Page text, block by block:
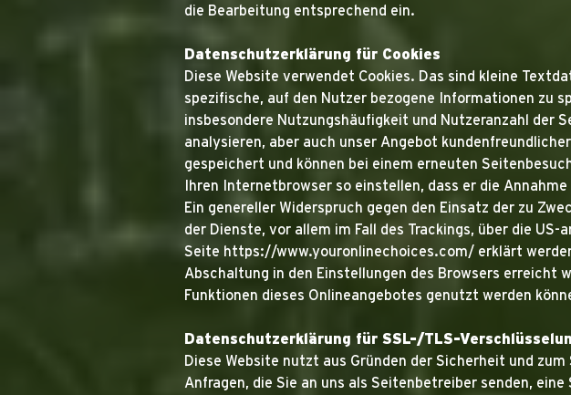
die Bearbeitung entsprechend ein.
Datenschutzerklärung für Cookies
Diese Website verwendet Cookies. Das sind kleine
spezifische, auf den Nutzer bezogene Informationen zu
insbesondere Nutzungshäufigkeit und Nutzeranzahl der
analysieren, aber auch unser Angebot
gespeichert und können bei einem erneuten
Ihren Internetbrowser so einstellen, dass er die
Ein genereller Widerspruch gegen den Einsatz der zu
der Dienste, vor allem im Fall des Trackings, über die
Seite https://www.youronlinechoices.com/ erklärt
Abschaltung in den Einstellungen des Browsers erreicht
Funktionen dieses Onlineangebotes genutzt werden
Datenschutzerklärung für SSL-/TLS-
Diese Website nutzt aus Gründen der Sicherheit und
Anfragen, die Sie an uns als Seitenbetreiber senden,